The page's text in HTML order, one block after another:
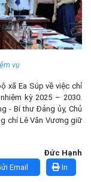
vụ
xã Ea Súp về việc chỉ
kỳ 2025 – 2030.
- Bí thư Đảng ủy, Chủ
chí Lê Văn Vương giữ
Đức Hạnh
In
Email